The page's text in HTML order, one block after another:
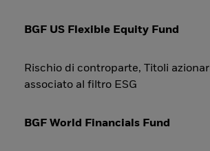
BGF US Flexible Equity Fund
Rischio di controparte, Titoli
associato al filtro ESG
BGF World Financials Fund